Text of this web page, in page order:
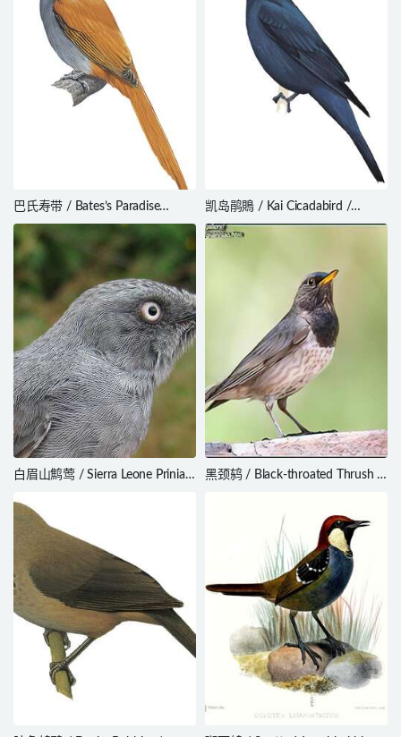
巴氏寿带 / Bates’s Paradise
Flycatcher / Terpsiphone batesi
凯岛鹃鵙 / Kai Cicadabird /
Edolisoma dispar
白眉山鹪莺 / Sierra Leone Prinia /
黑颈鸫 / Black-throated Thrush /